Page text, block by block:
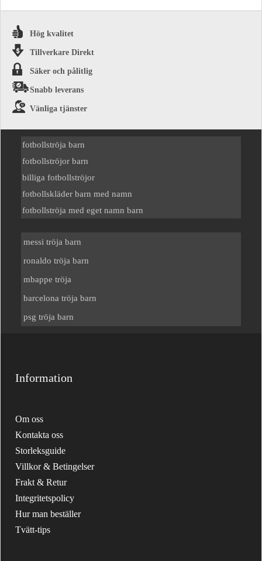
Hög kvalitet
Tillverkare Direkt
Säker och pålitlig
Snabb leverans
Vänliga tjänster
fotbollströja barn
fotbollströjor barn
billiga fotbollströjor
fotbollskläder barn med namn
fotbollströja med eget namn barn
messi tröja barn
ronaldo tröja barn
mbappe tröja
barcelona tröja barn
psg tröja barn
Information
Om oss
Kontakta oss
Storleksguide
Villkor & Betingelser
Frakt & Retur
Integritetspolicy
Hur man beställer
Tvätt-tips